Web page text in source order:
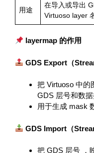
用途
在导入或导出
Virtuoso layer
layermap 的作用
GDS Export（
把 Virtuoso 中的
GDS 层号和数
用于生成 mask
GDS Import（
把 GDS 层号 ，